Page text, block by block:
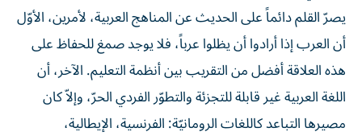
يصرّ القلم دائماً على الحديث عن المناهج العربية، لأمرين، الأوّل
أن العرب إذا أرادوا أن يظلوا عرباً، فلا يوجد صمغ للحفاظ على
هذه العلاقة أفضل من التقريب بين أنظمة التعليم. الآخر، أن
اللغة العربية غير قابلة للتجزئة والتطوّر الفردي الحرّ، وإلاّ كان
مصيرها التباعد كاللغات الرومانيّة: الفرنسية، الإيطالية،